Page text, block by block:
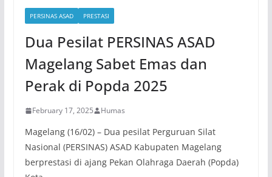
PERSINAS ASAD PRESTASI
Dua Pesilat PERSINAS ASAD
Magelang Sabet Emas dan
Perak di Popda 2025
February 17, 2025 Humas
Magelang (16/02) – Dua pesilat Perguruan Silat
Nasional (PERSINAS) ASAD Kabupaten Magelang
berprestasi di ajang Pekan Olahraga Daerah (Popda)